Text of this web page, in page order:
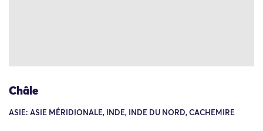
Châle
ASIE: ASIE MÉRIDIONALE, INDE, INDE DU NORD, CACHEMIRE